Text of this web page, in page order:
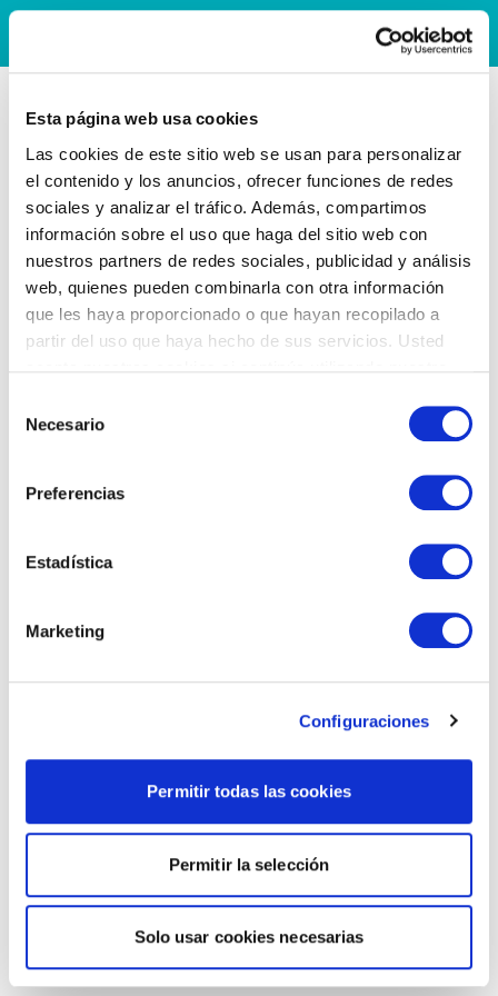
Esta página web usa cookies
Las cookies de este sitio web se usan para personalizar
el contenido y los anuncios, ofrecer funciones de redes
sociales y analizar el tráfico. Además, compartimos
información sobre el uso que haga del sitio web con
nuestros partners de redes sociales, publicidad y análisis
web, quienes pueden combinarla con otra información
que les haya proporcionado o que hayan recopilado a
partir del uso que haya hecho de sus servicios. Usted
Necesario
Preferencias
Estadística
Marketing
Configuraciones
Permitir todas las cookies
Permitir la selección
Solo usar cookies necesarias